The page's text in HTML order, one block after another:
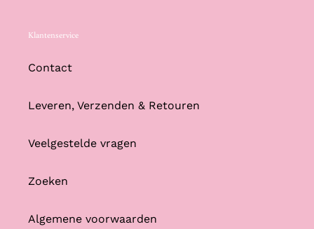
Klantenservice
Contact
Leveren, Verzenden & Retouren
Veelgestelde vragen
Zoeken
Algemene voorwaarden